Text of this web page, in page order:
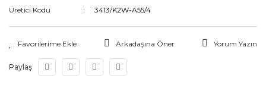
Üretici Kodu
3413/K2W-A55/4
Arkadaşına Öner Yorum Yazın
Paylaş